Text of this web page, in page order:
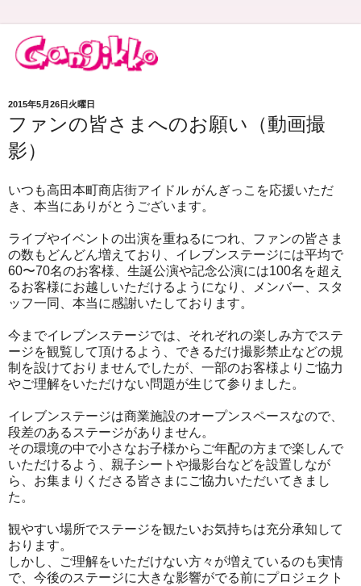
2015年5月26日火曜日
ファンの皆さまへのお願い（動画撮
影）
いつも高田本町商店街アイドル がんぎっこを応援いただ
き、本当にありがとうございます。
ライブやイベントの出演を重ねるにつれ、ファンの皆さま
の数もどんどん増えており、イレブンステージには平均で
60〜70名のお客様、生誕公演や記念公演には100名を超え
るお客様にお越しいただけるようになり、メンバー、スタ
ッフ一同、本当に感謝いたしております。
今までイレブンステージでは、それぞれの楽しみ方でステ
ージを観覧して頂けるよう、できるだけ撮影禁止などの規
制を設けておりませんでしたが、一部のお客様よりご協力
やご理解をいただけない問題が生じて参りました。
イレブンステージは商業施設のオープンスペースなので、
段差のあるステージがありません。
その環境の中で小さなお子様からご年配の方まで楽しんで
いただけるよう、親子シートや撮影台などを設置しなが
ら、お集まりくださる皆さまにご協力いただいてきまし
た。
観やすい場所でステージを観たいお気持ちは充分承知して
おります。
しかし、ご理解をいただけない方々が増えているのも実情
で、今後のステージに大きな影響がでる前にプロジェクト